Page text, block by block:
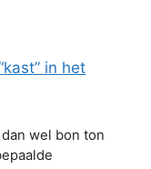
in het
wel bon ton